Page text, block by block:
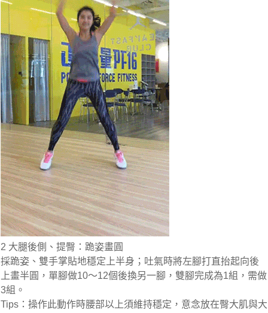
2 大腿後側、提臀：跪姿畫圓
採跪姿、雙手掌貼地穩定上半身；吐氣時將左腳打直抬起向後
上畫半圓，單腳做10～12個後換另一腳，雙腳完成為1組，需做
3組。
Tips： 操作此動作時腰部以上須維持穩定，意念放在臀大肌與大